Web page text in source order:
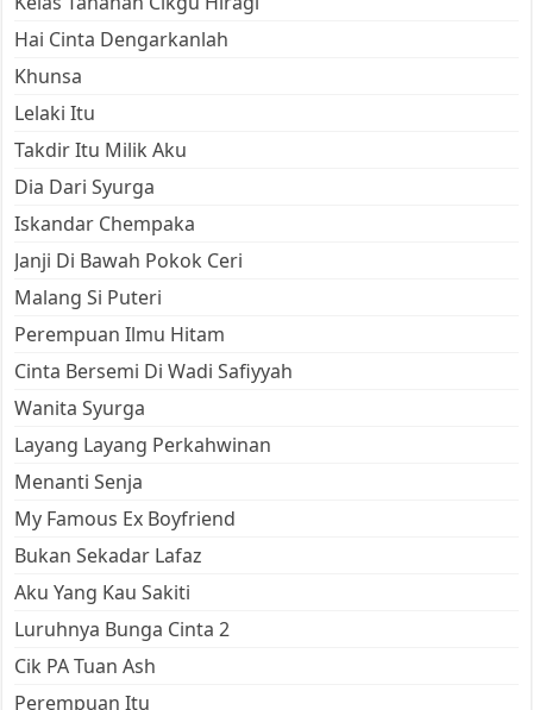
Hai Cinta Dengarkanlah
Khunsa
Lelaki Itu
Takdir Itu Milik Aku
Dia Dari Syurga
Iskandar Chempaka
Janji Di Bawah Pokok Ceri
Malang Si Puteri
Perempuan Ilmu Hitam
Cinta Bersemi Di Wadi Safiyyah
Wanita Syurga
Layang Layang Perkahwinan
Menanti Senja
My Famous Ex Boyfriend
Bukan Sekadar Lafaz
Aku Yang Kau Sakiti
Luruhnya Bunga Cinta 2
Cik PA Tuan Ash
Perempuan Itu